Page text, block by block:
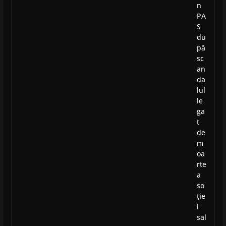
n
PA
S
du
pă
sc
an
da
lul
le
ga
t
de
m
oa
rte
a
so
ție
i
sal